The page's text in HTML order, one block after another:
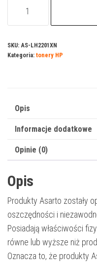
do
HP
5500
SKU: AS-LH2201XN
Kategoria: tonery HP
Opis
Informacje dodatkowe
Opinie (0)
Opis
Produkty Asarto zostały
oszczędności i
Posiadają właściwości
równe lub wyższe niż
Oznacza to, że produkty